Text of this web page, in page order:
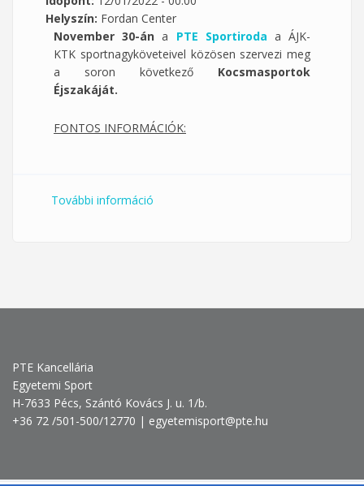
Helyszín: Fordan Center
November 30-án a PTE Sportiroda a ÁJK-
KTK sportnagyköveteivel közösen szervezi meg
a soron következő Kocsmasportok
Éjszakáját.
FONTOS INFORMÁCIÓK:
További információ
PTE Kancellária
Egyetemi Sport
H-7633 Pécs, Szántó Kovács J. u. 1/b.
+36 72 /501-500/12770 | egyetemisport@pte.hu